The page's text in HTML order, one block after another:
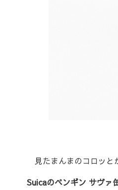
見たまんまのコロッと
Suicaのペンギン サヴァ